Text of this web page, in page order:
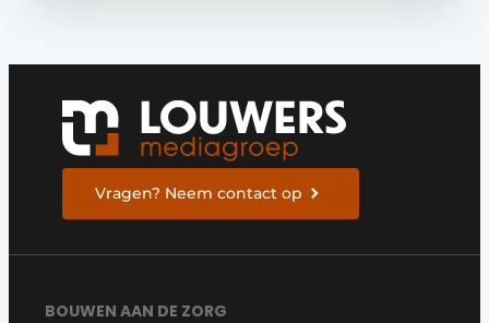
Vragen? Neem contact op
BOUWEN AAN DE ZORG